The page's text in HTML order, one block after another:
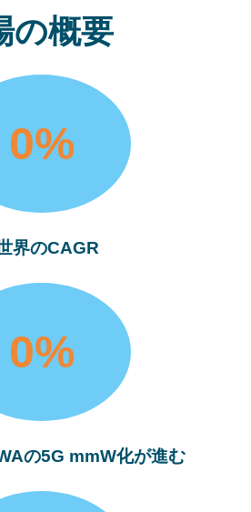
の概要
0%
界のCAGR
0%
の5G mmW化が進む